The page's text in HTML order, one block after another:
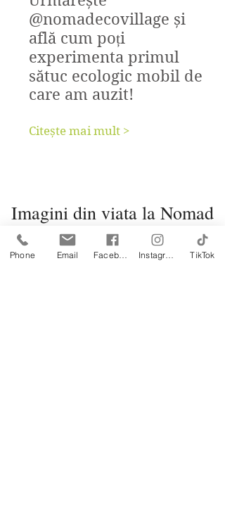
@nomadecovillage și
află cum poți
experimenta primul
sătuc ecologic mobil de
care am auzit!
Citește mai mult >
Imagini din viata la Nomad
Ecovillage - Moieciu de Sus
Phone Email TikTok